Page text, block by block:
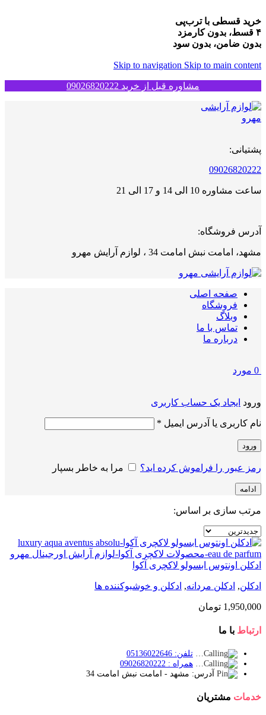
خرید قسطی با ترب‌پی
۴ قسط، بدون کارمزد
بدون ضامن، بدون سود
Skip to navigation Skip to main content
مشاوره قبل از خرید 09026820222
پشتیانی:
09026820222
ساعت مشاوره 10 الی 14 و 17 الی 21
آدرس فروشگاه:
مشهد، امامت نبش امامت 34 ، لوازم آرایش مهرو
صفحه اصلی
فروشگاه
وبلاگ
تماس با ما
درباره ما
0 مورد
ورود ایجاد یک حساب کاربری
نام کاربری یا آدرس ایمیل *
ورود
رمز عبور را فراموش کرده اید؟ مرا به خاطر بسپار
ادامه
مرتب سازی بر اساس:
ادکلن اونتوس ابسولو لاکچری آکوا
ادکلن, ادکلن مردانه, ادکلن و خوشبوکننده ها
1,950,000 تومان
ارتباط با ما
تلفن: 05136022646
همراه : 09026820222
آدرس: مشهد - امامت نبش امامت 34
خدمات مشتریان